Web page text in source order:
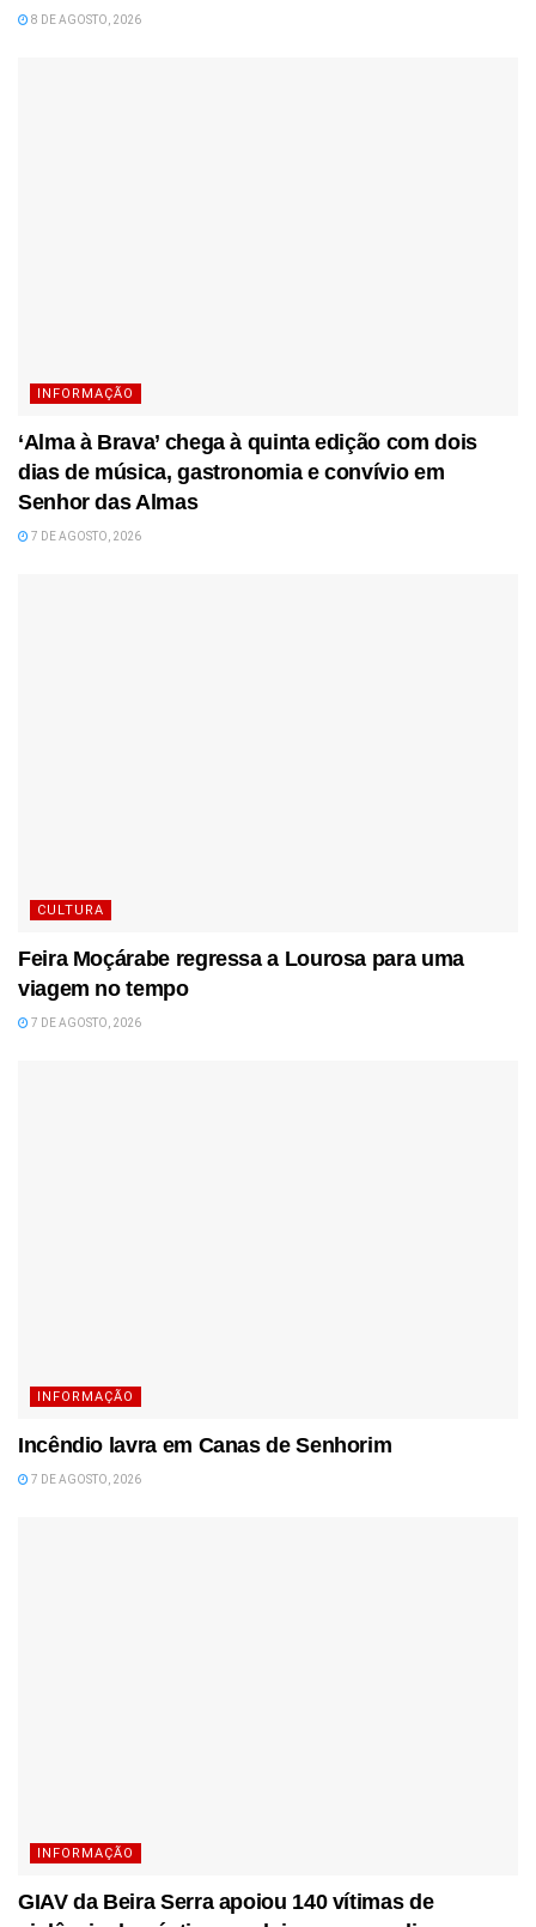
8 DE AGOSTO, 2026
INFORMAÇÃO
‘Alma à Brava’ chega à quinta edição com dois
dias de música, gastronomia e convívio em
Senhor das Almas
7 DE AGOSTO, 2026
CULTURA
Feira Moçárabe regressa a Lourosa para uma
viagem no tempo
7 DE AGOSTO, 2026
INFORMAÇÃO
Incêndio lavra em Canas de Senhorim
7 DE AGOSTO, 2026
INFORMAÇÃO
GIAV da Beira Serra apoiou 140 vítimas de